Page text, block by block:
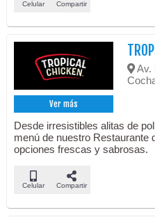
Celular Compartir
Ver más
Av.
Desde irresistibles alitas de
menú de nuestro Restaurante
opciones frescas y sabrosas.
Celular Compartir